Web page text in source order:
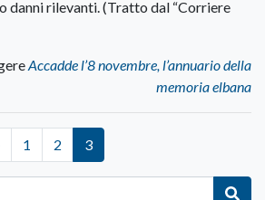
danni rilevanti. (Tratto dal “Corriere
Accadde l’8 novembre, l’annuario della
memoria elbana
1 2 3